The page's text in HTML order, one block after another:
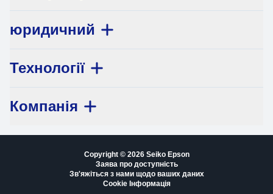
юридичний
Технології
Компанія
Copyright © 2026 Seiko Epson
Заява про доступність
Зв'яжіться з нами щодо ваших даних
Cookie Інформація